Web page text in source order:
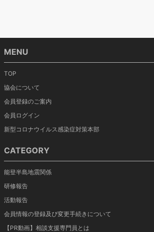
MENU
TOP
協会について
会員登録のご案内
会員ログイン
新型コロナウイルス感染症対策本部
CATEGORY
能登半島地震関係
研修報告
活動報告
会員情報の登録及び変更手続きについて
【PR動画】相談支援専門員とは